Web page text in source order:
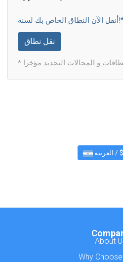
الخاص بك لسنة!*
نقل نطاق
و المجالات التجديد مؤخرا
About
Why